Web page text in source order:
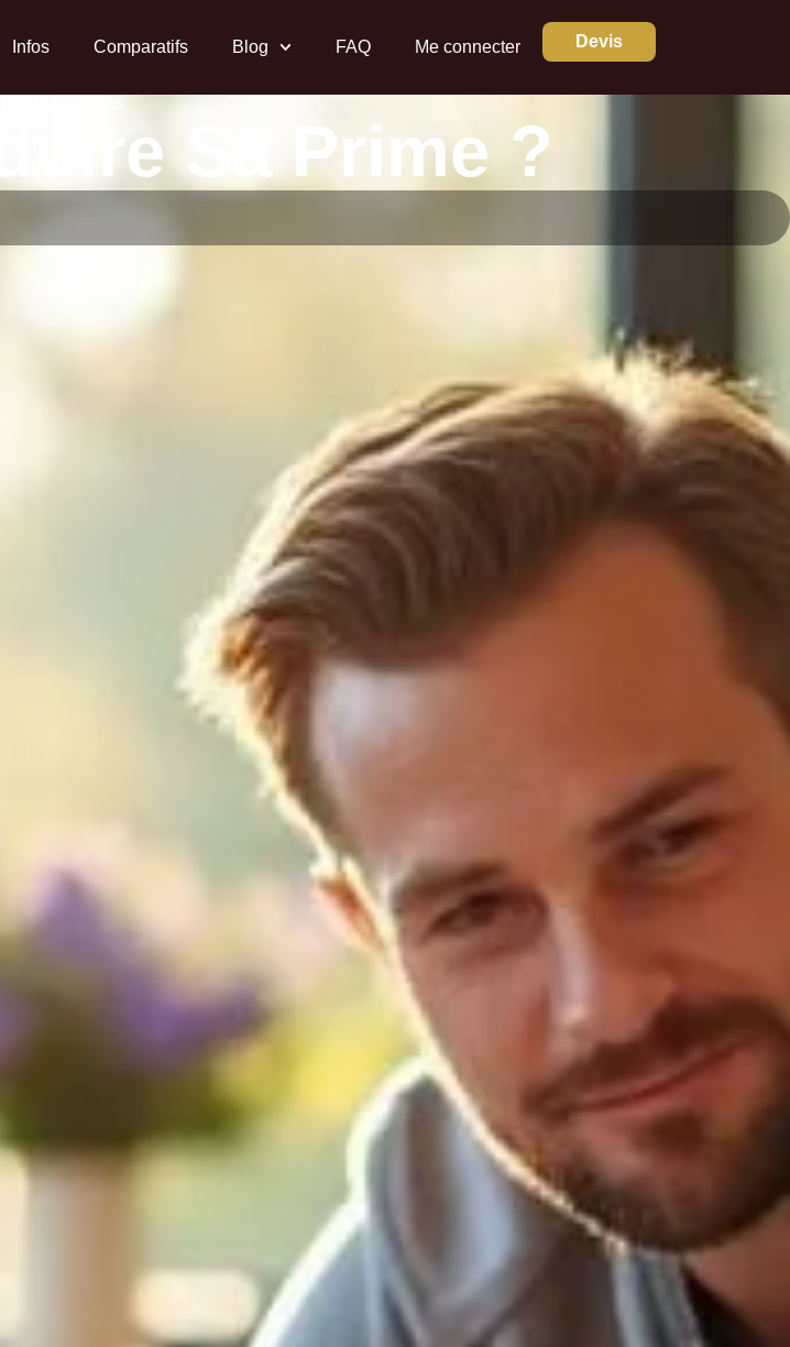
Infos Comparatifs Blog FAQ Me connecter Devis
Sa Prime ?